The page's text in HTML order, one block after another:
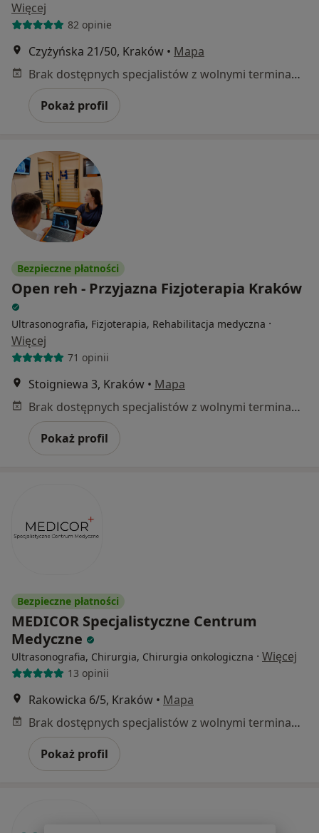
Więcej
82 opinie
Czyżyńska 21/50, Kraków • Mapa
Brak dostępnych specjalistów z wolnymi terminami w tym centrum medycznym.
Pokaż profil
Bezpieczne płatności
Open reh - Przyjazna Fizjoterapia Kraków
Ultrasonografia, Fizjoterapia, Rehabilitacja medyczna ·
Więcej
71 opinii
Stoigniewa 3, Kraków • Mapa
Brak dostępnych specjalistów z wolnymi terminami w tym centrum medycznym.
Pokaż profil
Bezpieczne płatności
MEDICOR Specjalistyczne Centrum
Medyczne
Ultrasonografia, Chirurgia, Chirurgia onkologiczna · Więcej
13 opinii
Rakowicka 6/5, Kraków • Mapa
Brak dostępnych specjalistów z wolnymi terminami w tym centrum medycznym.
Pokaż profil